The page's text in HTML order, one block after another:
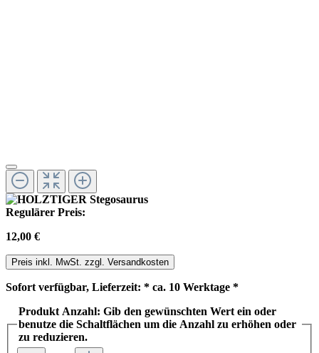
Regulärer Preis:
12,00 €
Preis inkl. MwSt. zzgl. Versandkosten
Sofort verfügbar, Lieferzeit: * ca. 10 Werktage *
Produkt Anzahl: Gib den gewünschten Wert ein oder
benutze die Schaltflächen um die Anzahl zu erhöhen oder
zu reduzieren.